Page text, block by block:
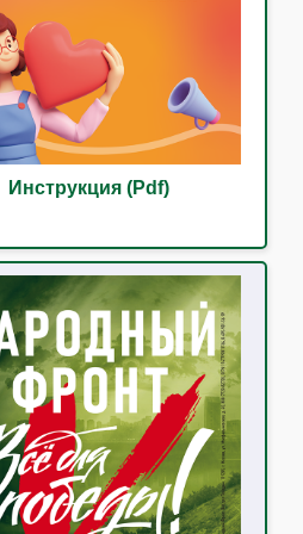
Инструкция (Pdf)